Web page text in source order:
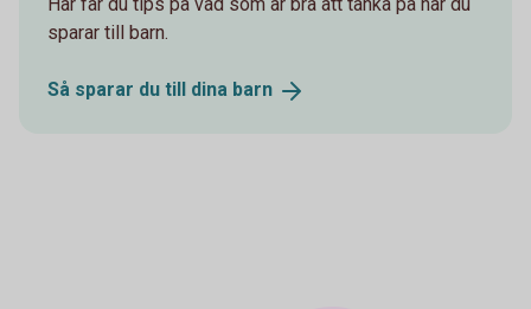
sparar till barn.
Så sparar du till dina barn